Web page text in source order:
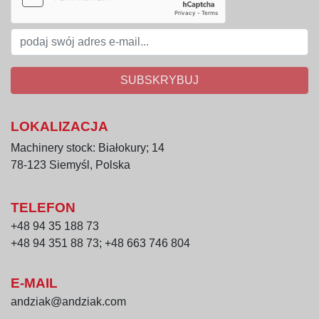
spożywczych w przemyśle owocowo-
warzywnym
Zalety:
Wysoka pojemność: umożliwia gotowanie
kontrolowane parametry pary i wytrzymała
konstrukcja.
Odporność na korozję: stal kwasoodporna w
długą żywotność i łatwe czyszczenie.
podgrzewanie produktów.
SUBSKRYBUJ
LOKALIZACJA
Machinery stock: Białokury; 14
78-123 Siemyśl, Polska
TELEFON
+48 94 35 188 73
+48 94 351 88 73; +48 663 746 804
E-MAIL
andziak@andziak.com